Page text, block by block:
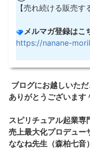
【売れ続ける販売す
メルマガ登録はこ
https://nanane-
ブログにお越しいただ
ありがとうございます
スピリチュアル起業専
売上最大化プロデュー
ななね先生（森柏七音